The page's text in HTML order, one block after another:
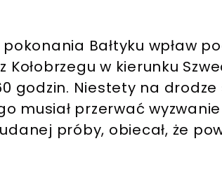
Bałtyku wpław
Kołobrzegu w kierunku
godzin. Niestety na drodze
musiał przerwać
próby, obiecał, że